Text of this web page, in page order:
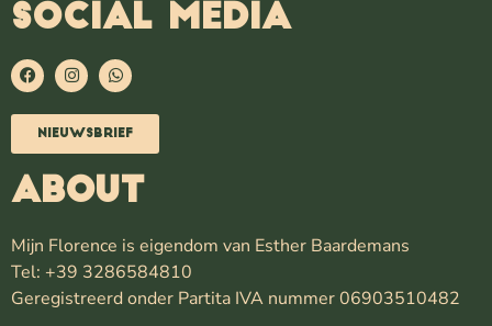
SOCIAL MEDIA
Nieuwsbrief
ABOUT
Mijn Florence is eigendom van Esther Baardemans
Tel: +39 3286584810
Geregistreerd onder Partita IVA nummer 06903510482